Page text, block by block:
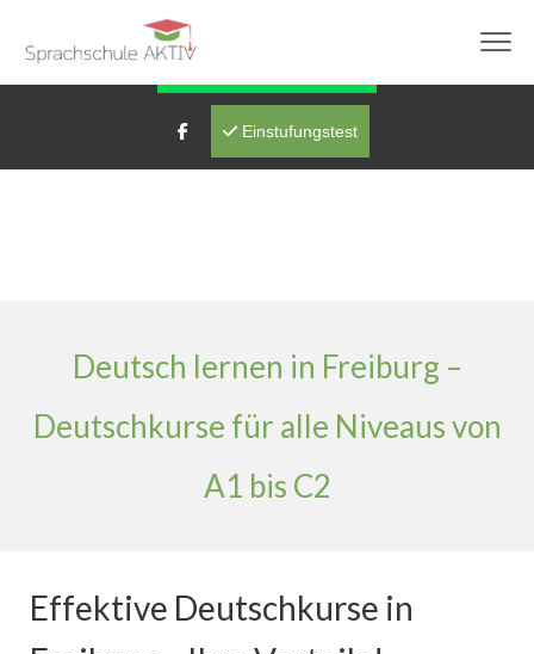
info@sprachschule-aktiv-freiburg.de
Einstufungstest
Deutsch lernen in Freiburg –
Deutschkurse für alle Niveaus von
A1 bis C2
Effektive Deutschkurse in